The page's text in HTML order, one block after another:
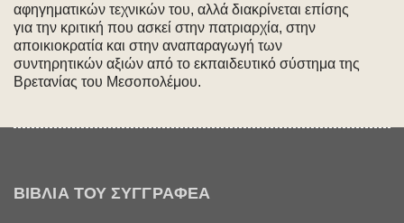
αφηγηματικών τεχνικών του, αλλά διακρίνεται επίσης
για την κριτική που ασκεί στην πατριαρχία, στην
αποικιοκρατία και στην αναπαραγωγή των
συντηρητικών αξιών από το εκπαιδευτικό σύστημα της
Βρετανίας του Μεσοπολέμου.
ΒΙΒΛΊΑ ΤΟΥ ΣΥΓΓΡΑΦΈΑ